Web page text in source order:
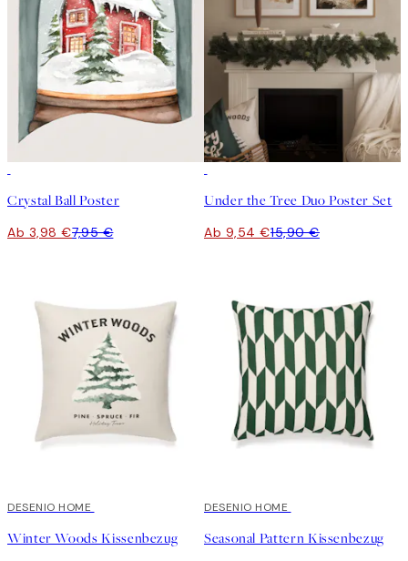
Crystal Ball Poster
Ab 3,98 €7,95 €
Under the Tree Duo Poster Set
Ab 9,54 €15,90 €
DESENIO HOME
Winter Woods Kissenbezug
DESENIO HOME
Seasonal Pattern Kissenbezug